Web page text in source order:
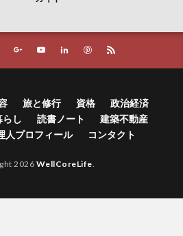
旅と修行 資格
政治経済
らし 読書ノート
建築不動産
人プロフィール コンタクト
2026 WellCoreLife.